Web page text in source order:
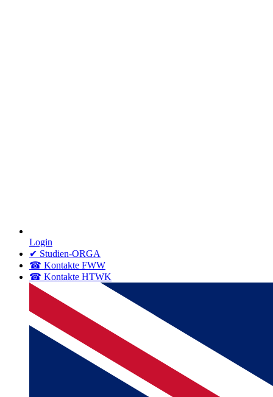
Login
✔ Studien-ORGA
☎ Kontakte FWW
☎ Kontakte HTWK